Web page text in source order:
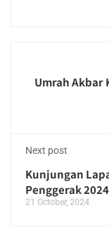
Umrah Akbar
Next post
Kunjungan
Penggerak
21 October, 2024